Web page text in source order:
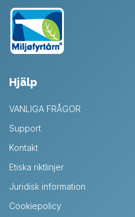
Hjälp
VANLIGA FRÅGOR
Support
Kontakt
Etiska riktlinjer
Juridisk information
Cookiepolicy